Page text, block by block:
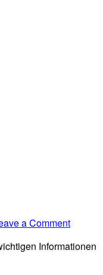
a Comment
Informationen